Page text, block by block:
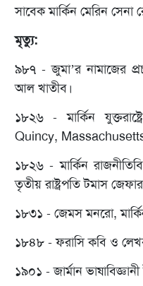
সাবেক মার্কিন মেরিন
মৃত্যু:
৯৮৭ - জুমা’র নামাজের
আল খাতীব।
১৮২৬ - মার্কিন
Quincy,
১৮২৬ - মার্কিন
তৃতীয় রাষ্ট্রপতি টমাস
১৮৩১ - জেমস মনরো, মার্কিন
১৮৪৮ - ফরাসি কবি ও লেখক
১৯০১ - জার্মান